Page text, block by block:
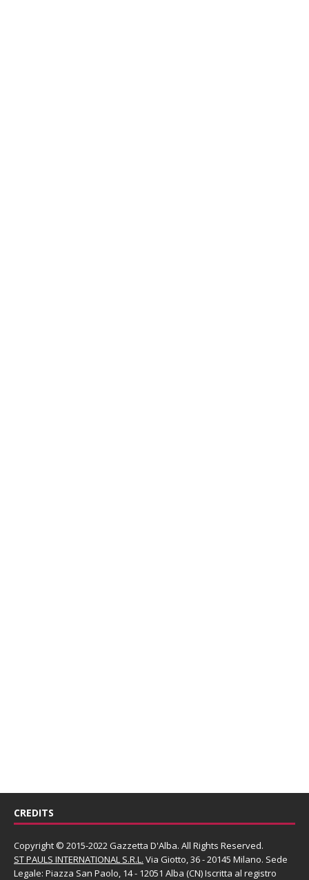
CREDITS
Copyright © 2015-2022 Gazzetta D'Alba. All Rights Reserved.
ST PAULS INTERNATIONAL S.R.L. Via Giotto, 36 - 20145 Milano. Sede
Legale: Piazza San Paolo, 14 - 12051 Alba (CN) Iscritta al registro